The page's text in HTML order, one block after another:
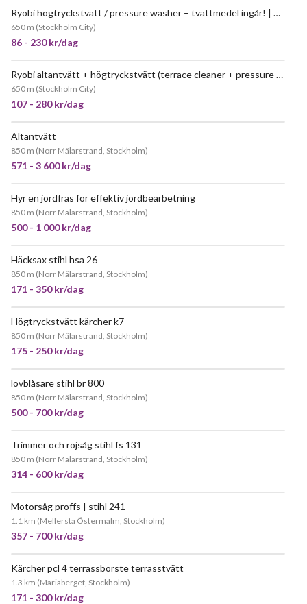
JÄTTEPOPULÄR Ryobi högtryckstvätt / pressure washer – tvättmedel ingår! | detergent included (stockholm)
650 m (Stockholm City)
86 - 230 kr/dag
POPULÄR Ryobi altantvätt + högtryckstvätt (terrace cleaner + pressure washer) – tvättmedel ingår / detergent included!
650 m (Stockholm City)
107 - 280 kr/dag
Altantvätt
850 m (Norr Mälarstrand, Stockholm)
571 - 3 600 kr/dag
Hyr en jordfräs för effektiv jordbearbetning
850 m (Norr Mälarstrand, Stockholm)
500 - 1 000 kr/dag
Häcksax stihl hsa 26
850 m (Norr Mälarstrand, Stockholm)
171 - 350 kr/dag
Högtryckstvätt kärcher k7
850 m (Norr Mälarstrand, Stockholm)
175 - 250 kr/dag
lövblåsare stihl br 800
850 m (Norr Mälarstrand, Stockholm)
500 - 700 kr/dag
Trimmer och röjsåg stihl fs 131
850 m (Norr Mälarstrand, Stockholm)
314 - 600 kr/dag
Motorsåg proffs | stihl 241
1.1 km (Mellersta Östermalm, Stockholm)
357 - 700 kr/dag
Kärcher pcl 4 terrassborste terrasstvätt
1.3 km (Mariaberget, Stockholm)
171 - 300 kr/dag